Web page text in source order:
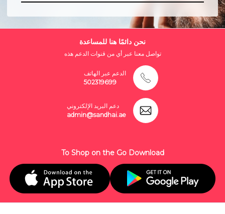
نحن دائمًا هنا للمساعدة
تواصل معنا عبر أي من قنوات الدعم هذه
الدعم عبر الهاتف
502319699
دعم البريد الإلكتروني
admin@sandhai.ae
To Shop on the Go Download